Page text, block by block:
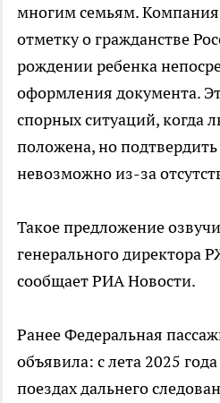
многим семьям. Компания
отметку о гражданстве
рождении ребенка
оформления документа.
спорных ситуаций, когда
положена, но
невозможно из-за
Такое предложение
генерального директора
сообщает РИА Новости.
Ранее Федеральная
объявила: с лета 2025
поездах дальнего